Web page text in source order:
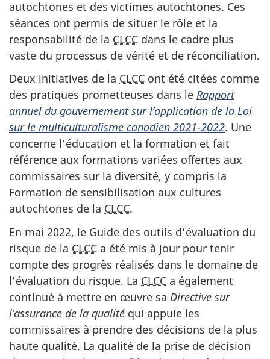
autochtones et des victimes autochtones. Ces
séances ont permis de situer le rôle et la
responsabilité de la CLCC dans le cadre plus
vaste du processus de vérité et de réconciliation.
Deux initiatives de la CLCC ont été citées comme
des pratiques prometteuses dans le Rapport
annuel du gouvernement sur l’application de la Loi
sur le multiculturalisme canadien 2021-2022. Une
concerne l’éducation et la formation et fait
référence aux formations variées offertes aux
commissaires sur la diversité, y compris la
Formation de sensibilisation aux cultures
autochtones de la CLCC.
En mai 2022, le Guide des outils d’évaluation du
risque de la CLCC a été mis à jour pour tenir
compte des progrès réalisés dans le domaine de
l’évaluation du risque. La CLCC a également
continué à mettre en œuvre sa Directive sur
l’assurance de la qualité qui appuie les
commissaires à prendre des décisions de la plus
haute qualité. La qualité de la prise de décision